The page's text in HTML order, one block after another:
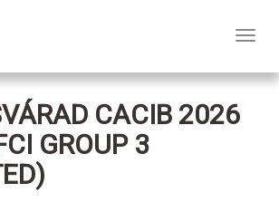
CACIB 2026
GROUP 3